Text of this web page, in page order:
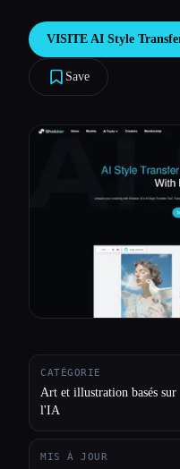
Blog
VISITE AI Style
Save
CATÉGORIE
Art et illustration basés sur
l'IA
MIS À JOUR